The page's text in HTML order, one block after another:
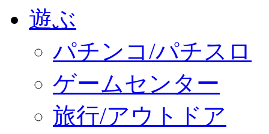
遊ぶ
パチンコ/パチスロ
ゲームセンター
旅行/アウトドア